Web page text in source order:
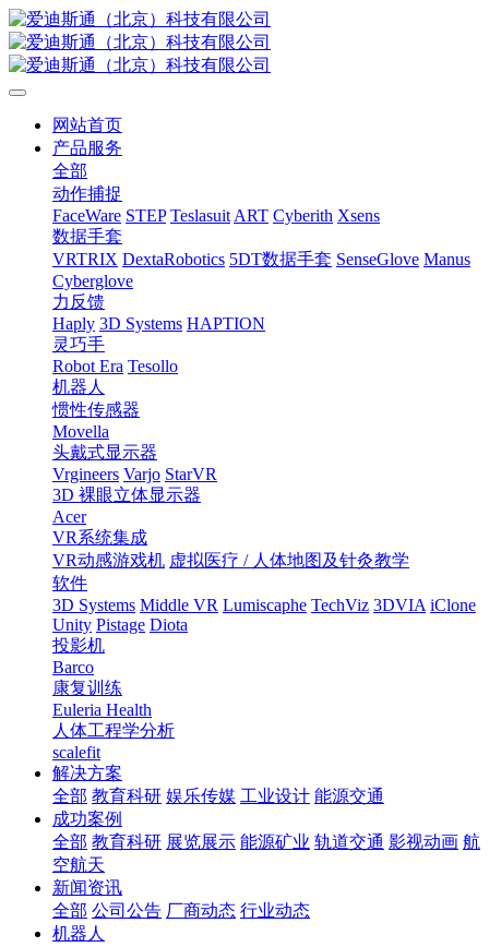
网站首页
产品服务
全部
动作捕捉
FaceWare STEP Teslasuit ART Cyberith Xsens
数据手套
VRTRIX DextaRobotics 5DT数据手套 SenseGlove Manus
Cyberglove
力反馈
Haply 3D Systems HAPTION
灵巧手
Robot Era Tesollo
机器人
惯性传感器
Movella
头戴式显示器
Vrgineers Varjo StarVR
3D 裸眼立体显示器
Acer
VR系统集成
VR动感游戏机 虚拟医疗 / 人体地图及针灸教学
软件
3D Systems Middle VR Lumiscaphe TechViz 3DVIA iClone
Unity Pistage Diota
投影机
Barco
康复训练
Euleria Health
人体工程学分析
scalefit
解决方案
全部 教育科研 娱乐传媒 工业设计 能源交通
成功案例
全部 教育科研 展览展示 能源矿业 轨道交通 影视动画 航
空航天
新闻资讯
全部 公司公告 厂商动态 行业动态
机器人